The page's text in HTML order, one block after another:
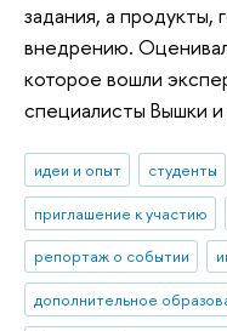
задания, а продукты,
внедрению.
которое вошли
специалисты Вышки и
идеи и опыт студенты
приглашение к участию
репортаж о событии
дополнительное